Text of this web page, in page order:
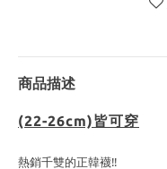
商品描述
(22-26cm)皆可穿
熱銷千雙的正韓襪‼️